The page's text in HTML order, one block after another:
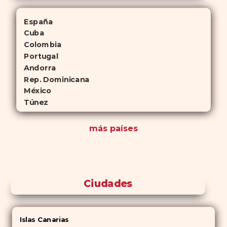
España
Cuba
Colombia
Portugal
Andorra
Rep. Dominicana
México
Túnez
más países
Ciudades
Islas Canarias